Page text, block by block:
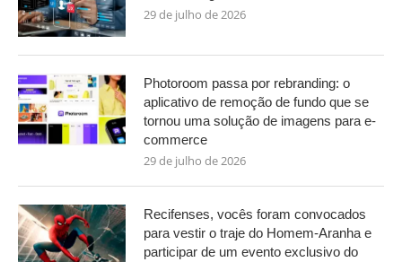
29 de julho de 2026
Photoroom passa por rebranding: o
aplicativo de remoção de fundo que se
tornou uma solução de imagens para e-
commerce
29 de julho de 2026
Recifenses, vocês foram convocados
para vestir o traje do Homem-Aranha e
participar de um evento exclusivo do